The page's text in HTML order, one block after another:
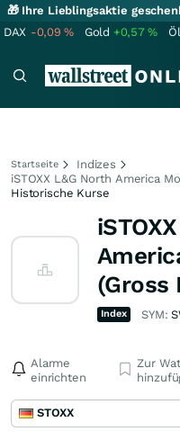
🎁 Ihre Lieblingsaktie
DAX -0,09% Gold +0,57%
Startseite
Indizes
iSTOXX L&G North America
Historische Kurse
(Gross
Index SYM:
Alarme
einrichten
Zur
STOXX